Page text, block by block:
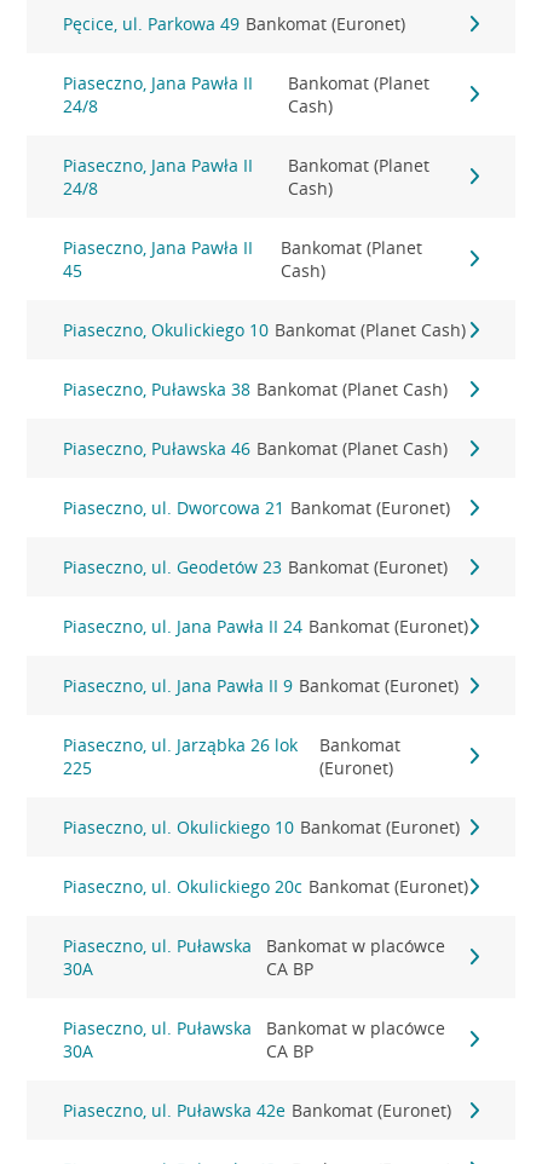
Pęcice, ul. Parkowa 49 Bankomat (Euronet)
Piaseczno, Jana Pawła II
24/8
Bankomat (Planet
Cash)
Piaseczno, Jana Pawła II
24/8
Bankomat (Planet
Cash)
Piaseczno, Jana Pawła II
45
Bankomat (Planet
Cash)
Piaseczno, Okulickiego 10 Bankomat (Planet Cash)
Piaseczno, Puławska 38 Bankomat (Planet Cash)
Piaseczno, Puławska 46 Bankomat (Planet Cash)
Piaseczno, ul. Dworcowa 21 Bankomat (Euronet)
Piaseczno, ul. Geodetów 23 Bankomat (Euronet)
Piaseczno, ul. Jana Pawła II 24 Bankomat (Euronet)
Piaseczno, ul. Jana Pawła II 9 Bankomat (Euronet)
Piaseczno, ul. Jarząbka 26 lok
225
Bankomat
(Euronet)
Piaseczno, ul. Okulickiego 10 Bankomat (Euronet)
Piaseczno, ul. Okulickiego 20c Bankomat (Euronet)
Piaseczno, ul. Puławska
30A
Bankomat w placówce
CA BP
Piaseczno, ul. Puławska
30A
Bankomat w placówce
CA BP
Piaseczno, ul. Puławska 42e Bankomat (Euronet)